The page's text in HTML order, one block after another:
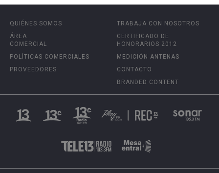
QUIÉNES SOMOS
ÁREA
COMERCIAL
POLÍTICAS COMERCIALES
PROVEEDORES
TRABAJA CON NOSOTROS
CERTIFICADO DE
HONORARIOS 2012
MEDICIÓN ANTENAS
CONTACTO
BRANDED CONTENT